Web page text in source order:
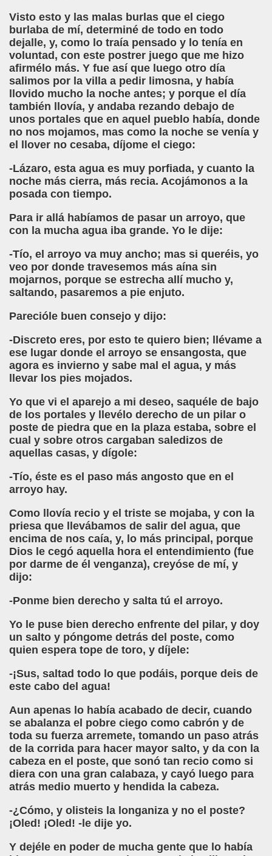
Visto esto y las malas burlas que el ciego
burlaba de mí, determiné de todo en todo
dejalle, y, como lo traía pensado y lo tenía en
voluntad, con este postrer juego que me hizo
afirmélo más. Y fue así que luego otro día
salimos por la villa a pedir limosna, y había
llovido mucho la noche antes; y porque el día
también llovía, y andaba rezando debajo de
unos portales que en aquel pueblo había, donde
no nos mojamos, mas como la noche se venía y
el llover no cesaba, díjome el ciego:
-Lázaro, esta agua es muy porfiada, y cuanto la
noche más cierra, más recia. Acojámonos a la
posada con tiempo.
Para ir allá habíamos de pasar un arroyo, que
con la mucha agua iba grande. Yo le dije:
-Tío, el arroyo va muy ancho; mas si queréis, yo
veo por donde travesemos más aína sin
mojarnos, porque se estrecha allí mucho y,
saltando, pasaremos a pie enjuto.
Parecióle buen consejo y dijo:
-Discreto eres, por esto te quiero bien; llévame a
ese lugar donde el arroyo se ensangosta, que
agora es invierno y sabe mal el agua, y más
llevar los pies mojados.
Yo que vi el aparejo a mi deseo, saquéle de bajo
de los portales y llevélo derecho de un pilar o
poste de piedra que en la plaza estaba, sobre el
cual y sobre otros cargaban saledizos de
aquellas casas, y dígole:
-Tío, éste es el paso más angosto que en el
arroyo hay.
Como llovía recio y el triste se mojaba, y con la
priesa que llevábamos de salir del agua, que
encima de nos caía, y, lo más principal, porque
Dios le cegó aquella hora el entendimiento (fue
por darme de él venganza), creyóse de mí, y
dijo:
-Ponme bien derecho y salta tú el arroyo.
Yo le puse bien derecho enfrente del pilar, y doy
un salto y póngome detrás del poste, como
quien espera tope de toro, y díjele:
-¡Sus, saltad todo lo que podáis, porque deis de
este cabo del agua!
Aun apenas lo había acabado de decir, cuando
se abalanza el pobre ciego como cabrón y de
toda su fuerza arremete, tomando un paso atrás
de la corrida para hacer mayor salto, y da con la
cabeza en el poste, que sonó tan recio como si
diera con una gran calabaza, y cayó luego para
atrás medio muerto y hendida la cabeza.
-¿Cómo, y olisteis la longaniza y no el poste?
¡Oled! ¡Oled! -le dije yo.
Y dejéle en poder de mucha gente que lo había
(Andres Barba)
a la ONCE (María Ferradás Taboada)
- SORIA)